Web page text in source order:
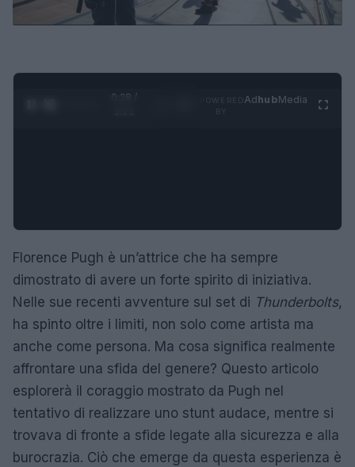
0:29 /
AdhubMedia
Florence Pugh è un’attrice che ha sempre
dimostrato di avere un forte spirito di iniziativa.
Nelle sue recenti avventure sul set di Thunderbolts,
ha spinto oltre i limiti, non solo come artista ma
anche come persona. Ma cosa significa realmente
affrontare una sfida del genere? Questo articolo
esplorerà il coraggio mostrato da Pugh nel
tentativo di realizzare uno stunt audace, mentre si
trovava di fronte a sfide legate alla sicurezza e alla
burocrazia. Ciò che emerge da questa esperienza è